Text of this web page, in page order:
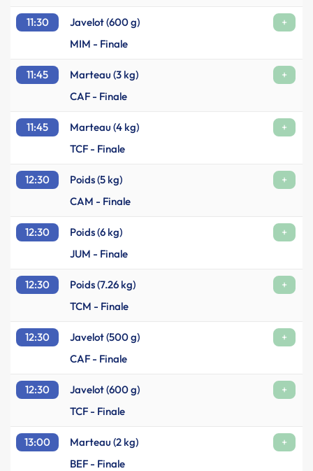
11:30 Javelot (600 g)
+
MIM - Finale
11:45 Marteau (3 kg)
+
CAF - Finale
11:45 Marteau (4 kg)
+
TCF - Finale
12:30 Poids (5 kg)
+
CAM - Finale
12:30 Poids (6 kg)
+
JUM - Finale
12:30 Poids (7.26 kg)
+
TCM - Finale
12:30 Javelot (500 g)
+
CAF - Finale
12:30 Javelot (600 g)
+
TCF - Finale
13:00 Marteau (2 kg)
+
BEF - Finale